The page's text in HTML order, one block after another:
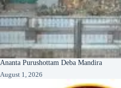
Ananta Purushottam Deba Mandira
August 1, 2026